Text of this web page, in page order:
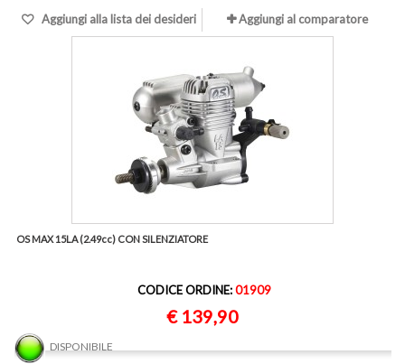
Aggiungi alla lista dei desideri Aggiungi al comparatore
OS MAX 15LA (2.49cc) CON SILENZIATORE
CODICE ORDINE:01909
€ 139,90
DISPONIBILE